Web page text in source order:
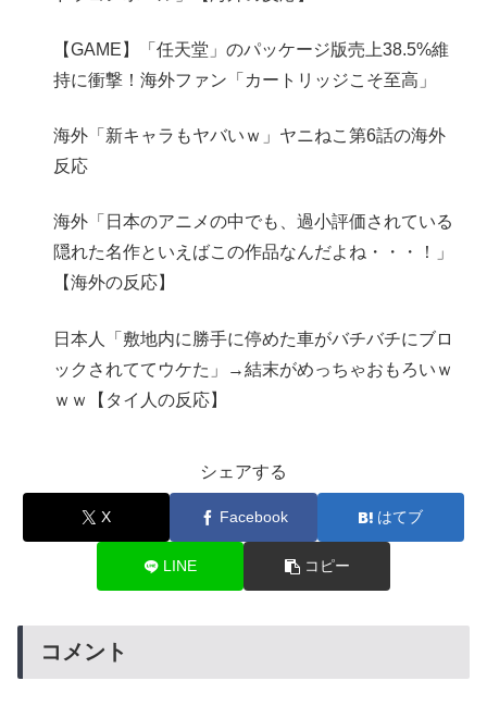
【GAME】「任天堂」のパッケージ版売上38.5%維
持に衝撃！海外ファン「カートリッジこそ至高」
海外「新キャラもヤバいｗ」ヤニねこ第6話の海外
反応
海外「日本のアニメの中でも、過小評価されている
隠れた名作といえばこの作品なんだよね・・・！」
【海外の反応】
日本人「敷地内に勝手に停めた車がバチバチにブロ
ックされててウケた」→結末がめっちゃおもろいｗ
ｗｗ【タイ人の反応】
シェアする
X Facebook はてブ
LINE コピー
コメント